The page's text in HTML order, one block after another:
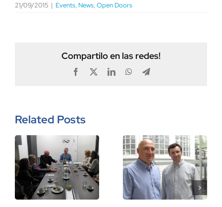
21/09/2015 | Events, News,Open Doors
Compartilo en las redes!
Facebook LinkedInWhatsAppTelegram
Related Posts